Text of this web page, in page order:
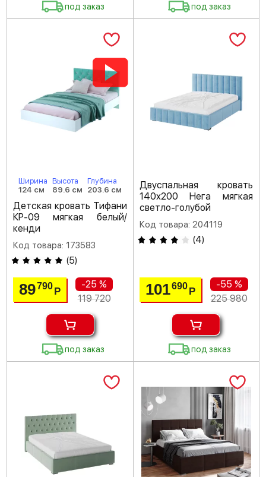
под заказ под заказ
Ширина
124 см
Высота
89.6 см
Глубина
203.6 см
Детская кровать Тифани
КР-09 мягкая белый/
кенди
Код товара: 173583
(5)
89790Р
-25 %
119 720
под заказ
Двуспальная кровать
140х200 Нега мягкая
светло-голубой
Код товара: 204119
(4)
101690 Р
-55 %
225 980
под заказ